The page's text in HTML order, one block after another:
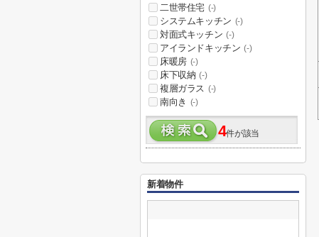
二世帯住宅 (-)
システムキッチン (-)
対面式キッチン (-)
アイランドキッチン (-)
床暖房 (-)
床下収納 (-)
複層ガラス (-)
南向き (-)
4件が該当
新着物件